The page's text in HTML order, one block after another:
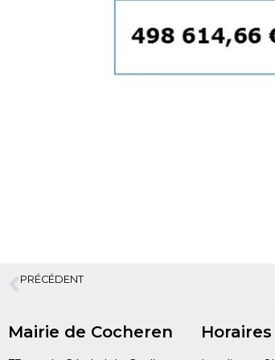
PRÉCÉDENT
Mairie de Cocheren